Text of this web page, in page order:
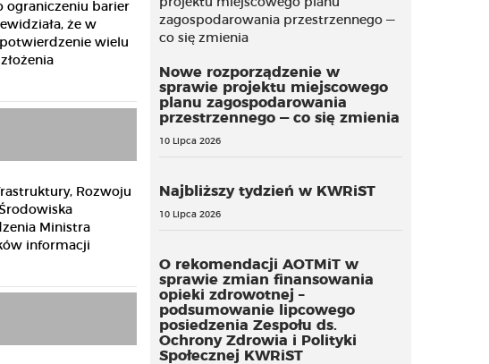
ograniczeniu barier
że w
wielu
Rozwoju
Ministra
informacji
Nowe rozporządzenie w
sprawie projektu miejscowego
planu zagospodarowania
przestrzennego — co się zmienia
10 Lipca 2026
Najbliższy tydzień w KWRiST
10 Lipca 2026
O rekomendacji AOTMiT w
sprawie zmian finansowania
opieki zdrowotnej –
podsumowanie lipcowego
posiedzenia Zespołu ds.
Ochrony Zdrowia i Polityki
Społecznej KWRiST